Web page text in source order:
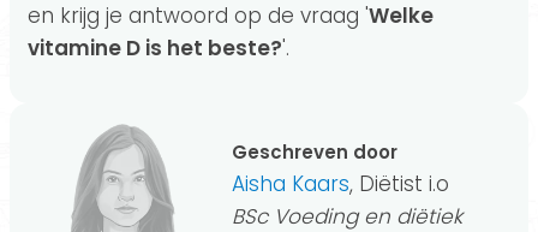
en krijg je antwoord op de vraag 'Welke
vitamine D is het beste?'.
Geschreven door
Aisha Kaars, Diëtist i.o
BSc Voeding en diëtiek